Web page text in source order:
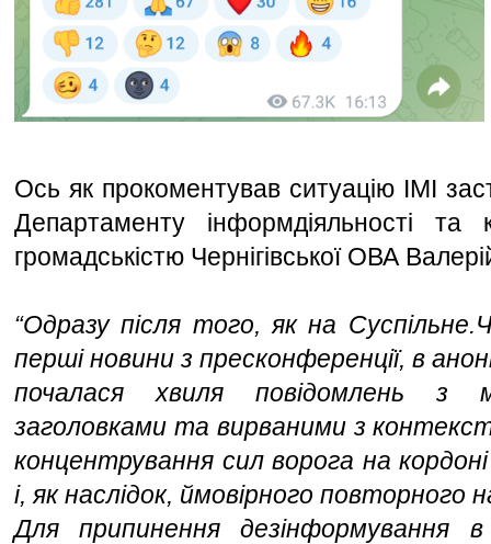
Ось як прокоментував ситуацію ІМІ
Департаменту інформдіяльності та
громадськістю Чернігівської ОВА
“Одразу після того, як на
перші новини з пресконференції, в
почалася хвиля повідомлень з
заголовками та вирваними з
концентрування сил ворога на
і, як наслідок, ймовірного повторного
Для припинення дезінформування